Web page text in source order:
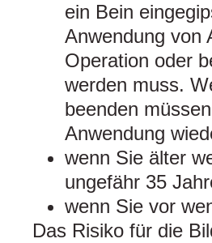
ein Bein
Anwendung von
Operation oder
werden muss.
beenden
Anwendung
wenn Sie älter
ungefähr 35
wenn Sie vor
Das Risiko für die